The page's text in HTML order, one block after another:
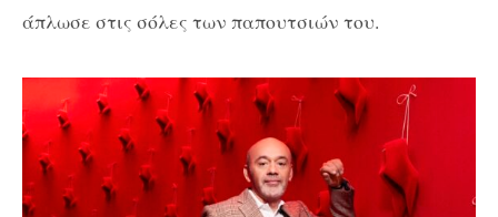
άπλωσε στις σόλες των παπουτσιών του.